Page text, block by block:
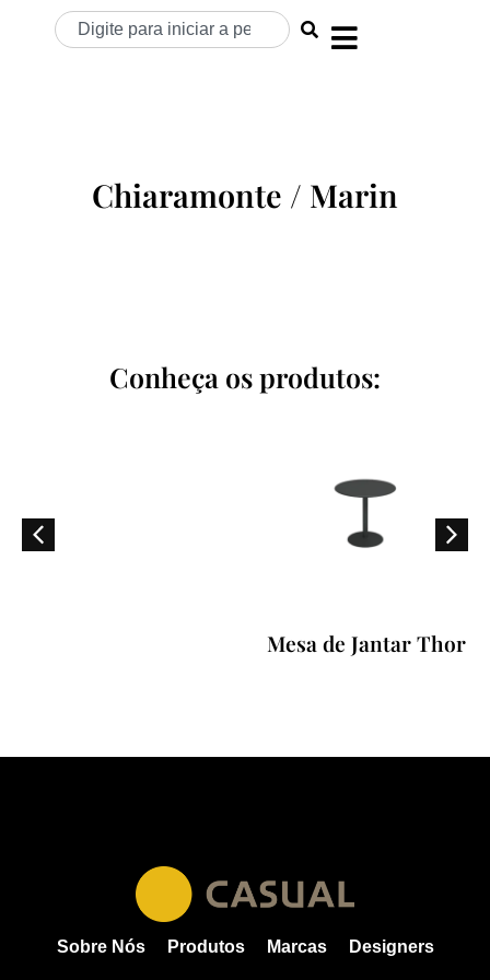
Chiaramonte / Marin
Conheça os produtos:
Mesa de Jantar Thor
Sobre Nós Produtos Marcas Designers